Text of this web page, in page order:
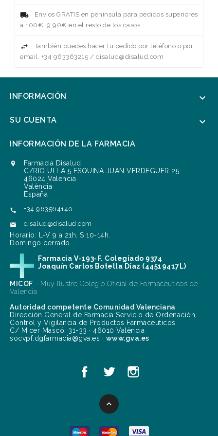
Envíos GRATIS en península para pedidos superiores
a 100€, 9.90€ en el resto de los casos.
También puedes hacer tu pedido por teléfono o por
email. +34 963363215 / disalud@disalud.com
INFORMACIÓN 
SU CUENTA 
INFORMACIÓN DE LA FARMACIA

Farmacia Disalud
C/RIO ULLA 5 ESQUINA JUAN VERDEGUER 25
46024 Valencia
València
España
 +34 963564140
 disalud@disalud.com
Horario: L-V 9 a 21h. S 10-14h.
Domingo cerrado.
Farmacia V-193-F. Colegiado 9374
Joaquín Carlos Botella Díaz (44519417L)
MICOF - Muy Ilustre Colegio Oficial de Farmacéuticos de
Valencia
Autoridad competente Comunidad Valenciana
Dirección General de Farmacia Servicio de Ordenación,
Control y Vigilancia de Productos Farmacéuticos
C/ Micer Mascó, 31-33 · 46010 València
socvpf.dgfarmacia@gva.es · www.gva.es
